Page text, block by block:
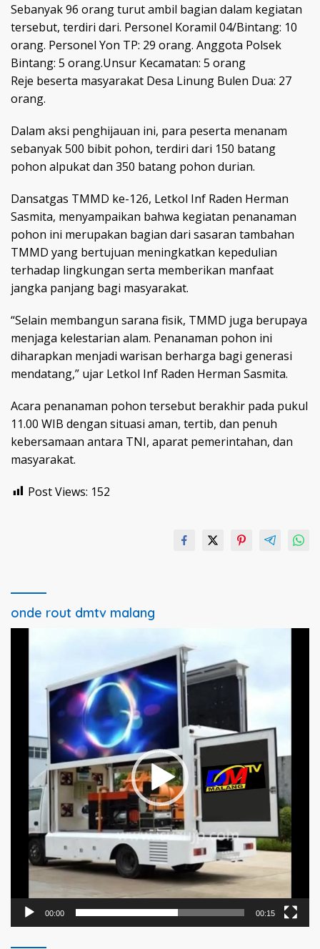
Sebanyak 96 orang turut ambil bagian dalam kegiatan
tersebut, terdiri dari. Personel Koramil 04/Bintang: 10
orang. Personel Yon TP: 29 orang. Anggota Polsek
Bintang: 5 orang.Unsur Kecamatan: 5 orang
Reje beserta masyarakat Desa Linung Bulen Dua: 27
orang.
Dalam aksi penghijauan ini, para peserta menanam
sebanyak 500 bibit pohon, terdiri dari 150 batang
pohon alpukat dan 350 batang pohon durian.
Dansatgas TMMD ke-126, Letkol Inf Raden Herman
Sasmita, menyampaikan bahwa kegiatan penanaman
pohon ini merupakan bagian dari sasaran tambahan
TMMD yang bertujuan meningkatkan kepedulian
terhadap lingkungan serta memberikan manfaat
jangka panjang bagi masyarakat.
“Selain membangun sarana fisik, TMMD juga berupaya
menjaga kelestarian alam. Penanaman pohon ini
diharapkan menjadi warisan berharga bagi generasi
mendatang,” ujar Letkol Inf Raden Herman Sasmita.
Acara penanaman pohon tersebut berakhir pada pukul
11.00 WIB dengan situasi aman, tertib, dan penuh
kebersamaan antara TNI, aparat pemerintahan, dan
masyarakat.
Post Views: 152
onde rout dmtv malang
00:00 00:15